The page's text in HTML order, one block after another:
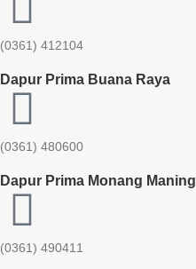
(0361) 412104
Dapur Prima Buana Raya
(0361) 480600
Dapur Prima Monang Maning
(0361) 490411​